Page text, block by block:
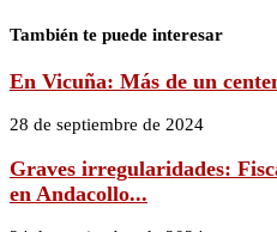
También te puede interesar
En Vicuña: Más de un
28 de septiembre de 2024
Graves irregularidades:
en Andacollo...